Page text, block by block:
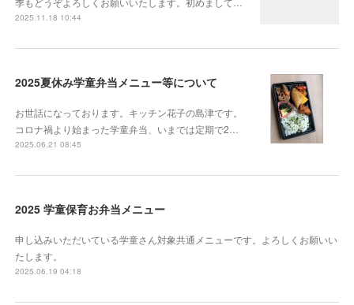
2025.11.18 10:44
2025夏休み学童弁当メニュー等について
お世話になっております。キッチン花子の島津です。
コロナ禍より始まった学童弁当、いまでは定期で2…
2025.06.21 08:45
2025 学童保育お弁当メニュー
申し込みいただいている学童さん対象共通メニューです。よろしくお願いい
たします。
2025.06.19 04:18